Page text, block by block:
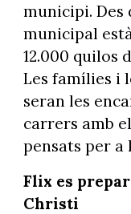
municipi. Des
municipal
12.000 quilos
Les famílies i
seran les
carrers amb
pensats per a
Flix es
Christi